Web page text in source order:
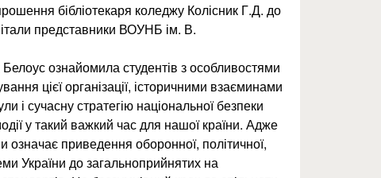
бібліотекаря коледжу Колісник Г.Д. до
представники ВОУНБ ім. В.
ознайомила студентів з особливостями
цієї організації, історичними взаєминами
і сучасну стратегію національної безпеки
у такий важкий час для нашої країни. Адже
приведення оборонної, політичної,
України до загальноприйнятих на